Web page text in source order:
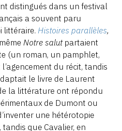
distingués dans un festival
a souvent paru
littéraire. Histoires parallèles,
Notre salutpartaient
(un roman, un pamphlet,
du récit, tandis
le livre de Laurent
la littérature ont répondu
de Dumont ou
une hétérotopie
que Cavalier, en